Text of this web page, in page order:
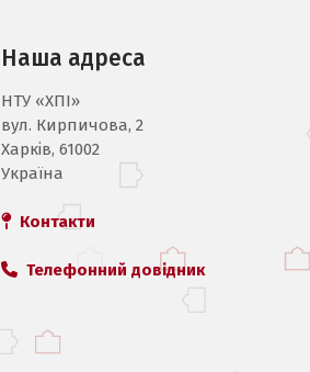
Наша адреса
НТУ «ХПI»
вул. Кирпичова, 2
Харків, 61002
Україна
Контакти
Телефонний довідник